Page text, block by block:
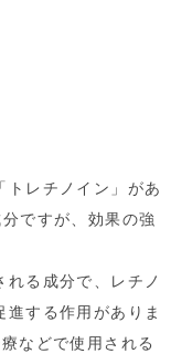
トレチノイン」があ
ですが、効果の強
れる成分で、レチノ
する作用がありま
などで使用される